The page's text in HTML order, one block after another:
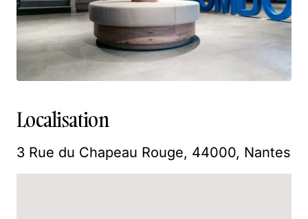
Localisation
3 Rue du Chapeau Rouge, 44000, Nantes